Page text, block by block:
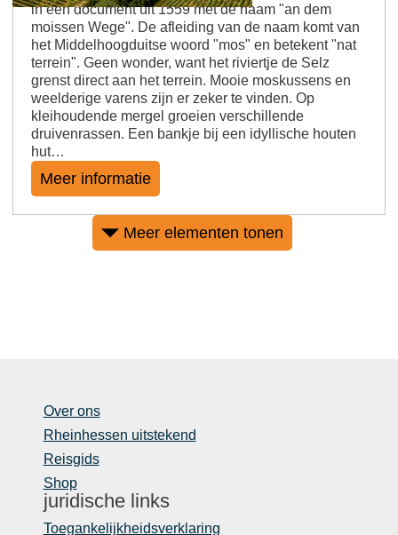
in een document uit 1559 met de naam "an dem
moissen Wege". De afleiding van de naam komt van
het Middelhoogduitse woord "mos" en betekent "nat
terrein". Geen wonder, want het riviertje de Selz
grenst direct aan het terrein. Mooie moskussens en
weelderige varens zijn er zeker te vinden. Op
kleihoudende mergel groeien verschillende
druivenrassen. Een bankje bij een idyllische houten
hut…
Meer informatie
Meer elementen tonen
Over ons
Rheinhessen uitstekend
Reisgids
Shop
juridische links
Toegankelijkheidsverklaring